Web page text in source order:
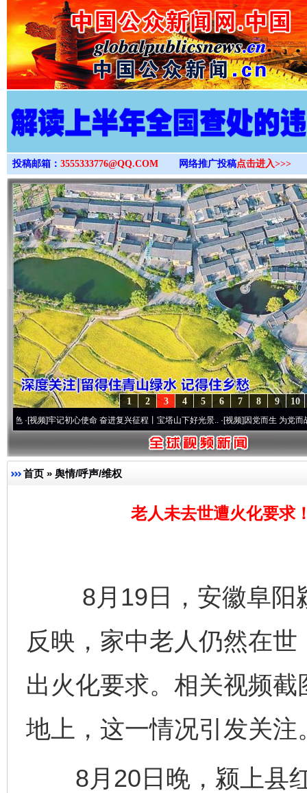
>
投稿邮箱： 3555333776@QQ.COM 网络推广投稿点击进入>>>
10
9
8
7
6
5
4
3
2
1
牢记初心使命 奋进复兴征程丨宝塔山下好光景..·[视频]因党而生 为党而战——百年“
首页 » 舆情/呼声/维权
老人未去世遭火化要求
8月19日，安徽阜阳
反映，家中老人仍然在
出火化要求。相关视频
地上，这一情况引发关注
8月20日晚，颍上县红